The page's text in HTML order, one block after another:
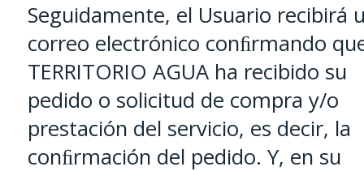
Seguidamente, el Usuario recibirá
correo electrónico conﬁrmando
TERRITORIO AGUA ha recibido su
pedido o solicitud de compra y/o
prestación del servicio, es decir, la
conﬁrmación del pedido. Y, en su